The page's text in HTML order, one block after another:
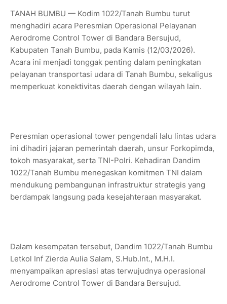
TANAH BUMBU — Kodim 1022/Tanah Bumbu turut
menghadiri acara Peresmian Operasional Pelayanan
Aerodrome Control Tower di Bandara Bersujud,
Kabupaten Tanah Bumbu, pada Kamis (12/03/2026).
Acara ini menjadi tonggak penting dalam peningkatan
pelayanan transportasi udara di Tanah Bumbu, sekaligus
memperkuat konektivitas daerah dengan wilayah lain.
Peresmian operasional tower pengendali lalu lintas udara
ini dihadiri jajaran pemerintah daerah, unsur Forkopimda,
tokoh masyarakat, serta TNI-Polri. Kehadiran Dandim
1022/Tanah Bumbu menegaskan komitmen TNI dalam
mendukung pembangunan infrastruktur strategis yang
berdampak langsung pada kesejahteraan masyarakat.
Dalam kesempatan tersebut, Dandim 1022/Tanah Bumbu
Letkol Inf Zierda Aulia Salam, S.Hub.Int., M.H.I.
menyampaikan apresiasi atas terwujudnya operasional
Aerodrome Control Tower di Bandara Bersujud.